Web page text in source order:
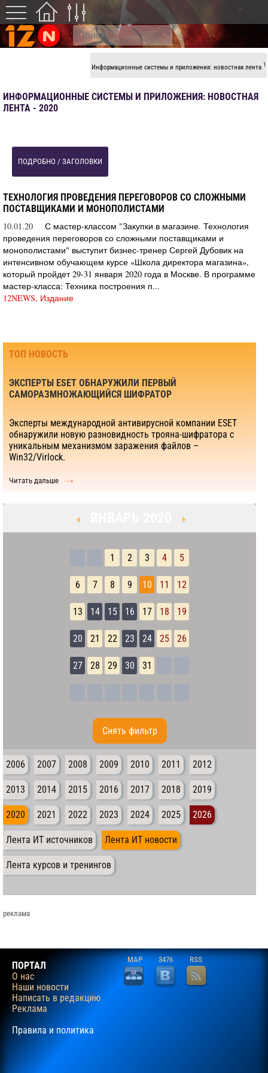
Информационные системы и приложения: новостная лента 1
ИНФОРМАЦИОННЫЕ СИСТЕМЫ И ПРИЛОЖЕНИЯ: НОВОСТНАЯ
ЛЕНТА - 2020
ПОДРОБНО / ЗАГОЛОВКИ
ТЕХНОЛОГИЯ ПРОВЕДЕНИЯ ПЕРЕГОВОРОВ СО СЛОЖНЫМИ
ПОСТАВЩИКАМИ И МОНОПОЛИСТАМИ
10.01.20
С мастер-классом "Закупки в магазине. Технология
проведения переговоров со сложными поставщиками и
монополистами" выступит бизнес-тренер Сергей Дубовик на
интенсивном обучающем курсе «Школа директора магазина»,
который пройдет 29-31 января 2020 года в Москве. В программе
мастер-класса: Техника построения п...
12NEWS, Издание
ТОП НОВОСТЬ
ЭКСПЕРТЫ ESET ОБНАРУЖИЛИ ПЕРВЫЙ
САМОРАЗМНОЖАЮЩИЙСЯ ШИФРАТОР
Эксперты международной антивирусной компании ESET
обнаружили новую разновидность трояна-шифратора с
уникальным механизмом заражения файлов –
Win32/Virlock.
Читать дальше
1 2 3 4 5
6 7 8 9 10 11 12
13 14 15 16 17 18 19
20 21 22 23 24 25 26
27 28 29 30 31
Cнять фильтр
2006 2007 2008 2009 2010 2011 2012
2013 2014 2015 2016 2017 2018 2019
2020 2021 2022 2023 2024 2025 2026
Лента ИТ источников Лента ИТ новости
Лента курсов и тренингов
реклама
ПОРТАЛ
О нас
Наши новости
Написать в редакцию
Реклама
Правила и политика
MAP 3476 RSS